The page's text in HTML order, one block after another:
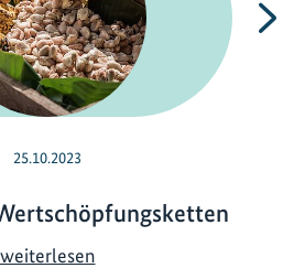
25.10.2023
weiterlesenN